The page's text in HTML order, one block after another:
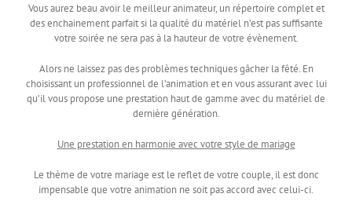
Vous aurez beau avoir le meilleur animateur, un répertoire complet et
des enchainement parfait si la qualité du matériel n’est pas suffisante
votre soirée ne sera pas à la hauteur de votre évènement.
Alors ne laissez pas des problèmes techniques gâcher la fêté. En
choisissant un professionnel de l’animation et en vous assurant avec lui
qu’il vous propose une prestation haut de gamme avec du matériel de
dernière génération.
Une prestation en harmonie avec votre style de mariage
Le thème de votre mariage est le reflet de votre couple, il est donc
impensable que votre animation ne soit pas accord avec celui-ci.